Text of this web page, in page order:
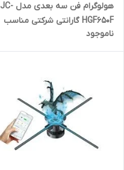
هولوگرام فن سه بعدی مدل JC-
HGF650F گارانتی شرکتی مناسب
برای رستوران و کافی شاپ و مراکز
خرید
ناموجود